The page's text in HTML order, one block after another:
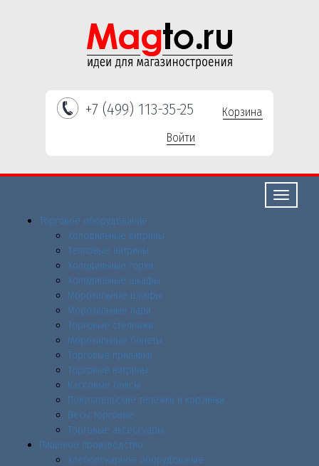
+7 (499) 113-35-25
Корзина
Войти
Свернуть/
Торговое оборудованиe
Холодильные витрины
Тепловые витрины
Холодильные горки
Холодильные шкафы
Морозильные шкафы
Морозильные лари
Торговые стеллажи
Морозильные бонеты
Торговые прилавки
Торговые витрины
Кассовые боксы
Покупательские тележки и корзинки
Весы торговые
Торговые аксессуары
Пищевое производство
Хлебопекарное оборудование